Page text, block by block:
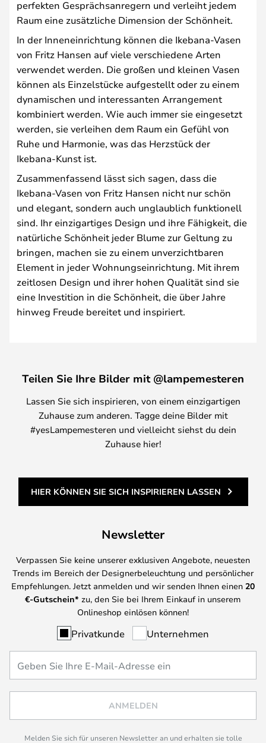
perfekten Gesprächsanregern und verleiht jedem
Raum eine zusätzliche Dimension der Schönheit.
In der Inneneinrichtung können die Ikebana-Vasen
von Fritz Hansen auf viele verschiedene Arten
verwendet werden. Die großen und kleinen Vasen
können als Einzelstücke aufgestellt oder zu einem
dynamischen und interessanten Arrangement
kombiniert werden. Wie auch immer sie eingesetzt
werden, sie verleihen dem Raum ein Gefühl von
Ruhe und Harmonie, was das Herzstück der
Ikebana-Kunst ist.
Zusammenfassend lässt sich sagen, dass die
Ikebana-Vasen von Fritz Hansen nicht nur schön
und elegant, sondern auch unglaublich funktionell
sind. Ihr einzigartiges Design und ihre Fähigkeit, die
natürliche Schönheit jeder Blume zur Geltung zu
bringen, machen sie zu einem unverzichtbaren
Element in jeder Wohnungseinrichtung. Mit ihrem
zeitlosen Design und ihrer hohen Qualität sind sie
eine Investition in die Schönheit, die über Jahre
hinweg Freude bereitet und inspiriert.
Teilen Sie Ihre Bilder mit @lampemesteren
Lassen Sie sich inspirieren, von einem einzigartigen
Zuhause zum anderen. Tagge deine Bilder mit
#yesLampemesteren und vielleicht siehst du dein
Zuhause hier!
HIER KÖNNEN SIE SICH INSPIRIEREN LASSEN
Newsletter
Verpassen Sie keine unserer exklusiven Angebote, neuesten
Trends im Bereich der Designerbeleuchtung und persönlicher
Empfehlungen. Jetzt anmelden und wir senden Ihnen einen 20
€-Gutschein* zu, den Sie bei Ihrem Einkauf in unserem
Onlineshop einlösen können!
Privatkunde Unternehmen
ANMELDEN
Melden Sie sich für unseren Newsletter an und erhalten sie tolle